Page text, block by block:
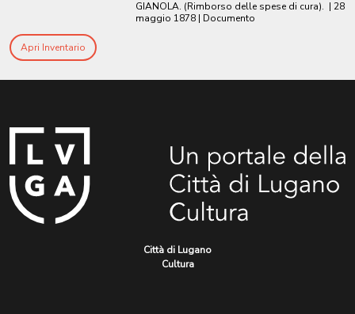
GIANOLA. (Rimborso delle spese di cura). | 28
maggio 1878 | Documento
Apri Inventario
Città di Lugano
Cultura